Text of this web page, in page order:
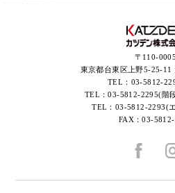
〒110-0005
東京都台東区上野5-25-11
TEL： 03-5812-
TEL：03-5812-2295(階
TEL： 03-5812-2293(
FAX：03-